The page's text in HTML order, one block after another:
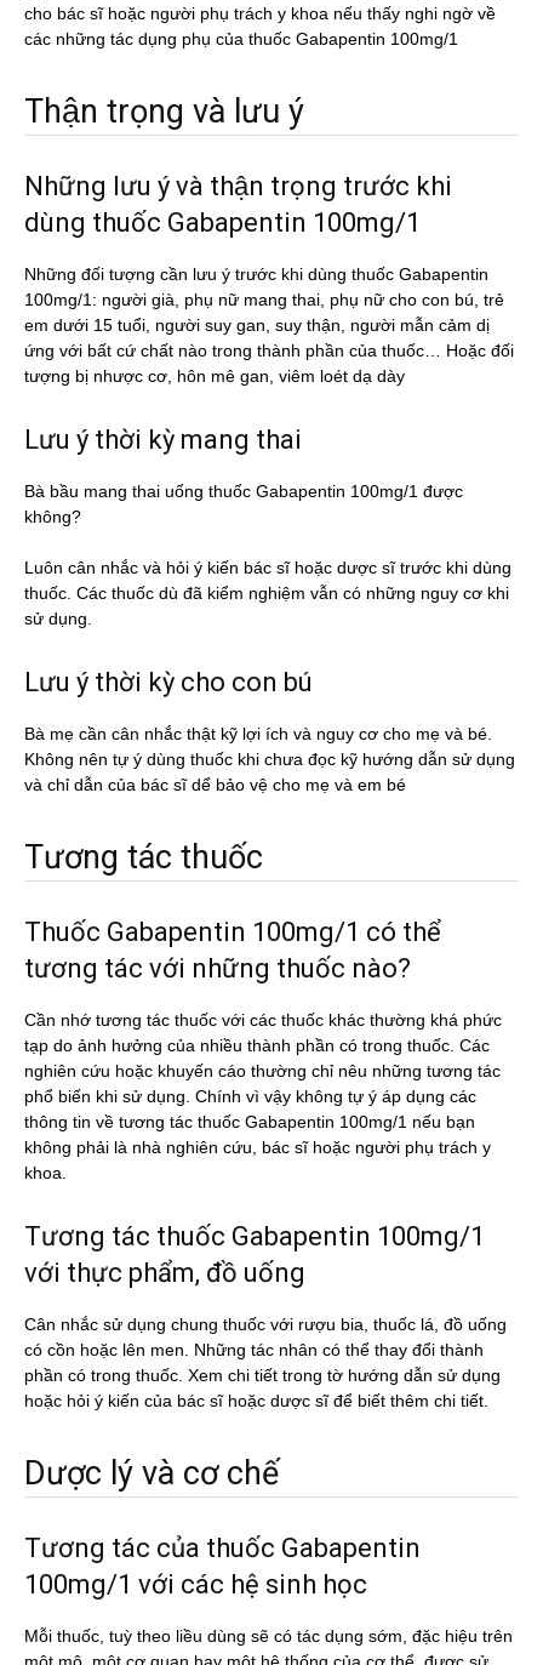
cho bác sĩ hoặc người phụ trách y khoa nếu thấy nghi ngờ về
các những tác dụng phụ của thuốc Gabapentin 100mg/1
Thận trọng và lưu ý
Những lưu ý và thận trọng trước khi
dùng thuốc Gabapentin 100mg/1
Những đối tượng cần lưu ý trước khi dùng thuốc Gabapentin
100mg/1: người già, phụ nữ mang thai, phụ nữ cho con bú, trẻ
em dưới 15 tuổi, người suy gan, suy thận, người mẫn cảm dị
ứng với bất cứ chất nào trong thành phần của thuốc… Hoặc đối
tượng bị nhược cơ, hôn mê gan, viêm loét dạ dày
Lưu ý thời kỳ mang thai
Bà bầu mang thai uống thuốc Gabapentin 100mg/1 được
không?
Luôn cân nhắc và hỏi ý kiến bác sĩ hoặc dược sĩ trước khi dùng
thuốc. Các thuốc dù đã kiểm nghiệm vẫn có những nguy cơ khi
sử dụng.
Lưu ý thời kỳ cho con bú
Bà mẹ cần cân nhắc thật kỹ lợi ích và nguy cơ cho mẹ và bé.
Không nên tự ý dùng thuốc khi chưa đọc kỹ hướng dẫn sử dụng
và chỉ dẫn của bác sĩ dể bảo vệ cho mẹ và em bé
Tương tác thuốc
Thuốc Gabapentin 100mg/1 có thể
tương tác với những thuốc nào?
Cần nhớ tương tác thuốc với các thuốc khác thường khá phức
tạp do ảnh hưởng của nhiều thành phần có trong thuốc. Các
nghiên cứu hoặc khuyến cáo thường chỉ nêu những tương tác
phổ biến khi sử dụng. Chính vì vậy không tự ý áp dụng các
thông tin về tương tác thuốc Gabapentin 100mg/1 nếu bạn
không phải là nhà nghiên cứu, bác sĩ hoặc người phụ trách y
khoa.
Tương tác thuốc Gabapentin 100mg/1
với thực phẩm, đồ uống
Cân nhắc sử dụng chung thuốc với rượu bia, thuốc lá, đồ uống
có cồn hoặc lên men. Những tác nhân có thể thay đổi thành
phần có trong thuốc. Xem chi tiết trong tờ hướng dẫn sử dụng
hoặc hỏi ý kiến của bác sĩ hoặc dược sĩ để biết thêm chi tiết.
Dược lý và cơ chế
Tương tác của thuốc Gabapentin
100mg/1 với các hệ sinh học
Mỗi thuốc, tuỳ theo liều dùng sẽ có tác dụng sớm, đặc hiệu trên